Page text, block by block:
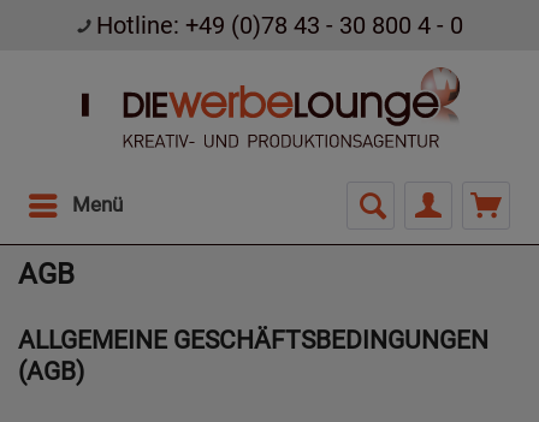
Hotline: +49 (0)78 43 - 30 800 4 - 0
Menü
AGB
ALLGEMEINE GESCHÄFTSBEDINGUNGEN
(AGB)